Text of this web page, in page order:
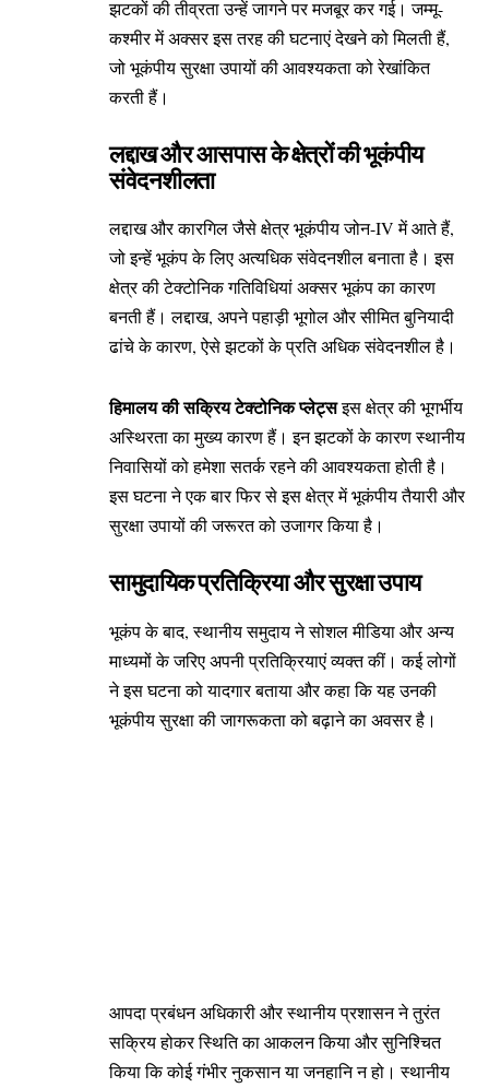
झटकों की तीव्रता उन्हें जागने पर मजबूर कर गई। जम्मू-
कश्मीर में अक्सर इस तरह की घटनाएं देखने को मिलती हैं,
जो भूकंपीय सुरक्षा उपायों की आवश्यकता को रेखांकित
करती हैं।
लद्दाख और आसपास के क्षेत्रों की भूकंपीय
संवेदनशीलता
लद्दाख और कारगिल जैसे क्षेत्र भूकंपीय जोन-IV में आते हैं,
जो इन्हें भूकंप के लिए अत्यधिक संवेदनशील बनाता है। इस
क्षेत्र की टेक्टोनिक गतिविधियां अक्सर भूकंप का कारण
बनती हैं। लद्दाख, अपने पहाड़ी भूगोल और सीमित बुनियादी
ढांचे के कारण, ऐसे झटकों के प्रति अधिक संवेदनशील है।
हिमालय की सक्रिय टेक्टोनिक प्लेट्सइस क्षेत्र की भूगर्भीय
अस्थिरता का मुख्य कारण हैं। इन झटकों के कारण स्थानीय
निवासियों को हमेशा सतर्क रहने की आवश्यकता होती है।
इस घटना ने एक बार फिर से इस क्षेत्र में भूकंपीय तैयारी और
सुरक्षा उपायों की जरूरत को उजागर किया है।
सामुदायिक प्रतिक्रिया और सुरक्षा उपाय
भूकंप के बाद, स्थानीय समुदाय ने सोशल मीडिया और अन्य
माध्यमों के जरिए अपनी प्रतिक्रियाएं व्यक्त कीं। कई लोगों
ने इस घटना को यादगार बताया और कहा कि यह उनकी
भूकंपीय सुरक्षा की जागरूकता को बढ़ाने का अवसर है।
आपदा प्रबंधन अधिकारी और स्थानीय प्रशासन ने तुरंत
सक्रिय होकर स्थिति का आकलन किया और सुनिश्चित
किया कि कोई गंभीर नुकसान या जनहानि न हो। स्थानीय